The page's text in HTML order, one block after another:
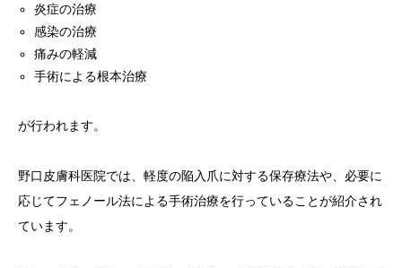
炎症の治療
感染の治療
痛みの軽減
手術による根本治療
が行われます。
野口皮膚科医院では、軽度の陥入爪に対する保存療法や、必要に
応じてフェノール法による手術治療を行っていることが紹介され
ています。